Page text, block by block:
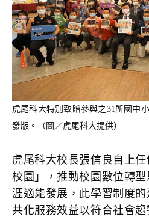
虎尾科大特別致贈參與之31所國中
發版。（圖／虎尾科大提供）
虎尾科大校長張信良自上
校園」，推動校園數位轉
涯適能發展，此學習制度
共化服務效益以符合社會